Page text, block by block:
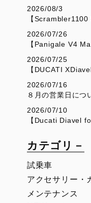
2026/08/3
【Scrambler1100
2026/07/26
【Panigale V4
2026/07/25
【DUCATI
2026/07/16
８月の営業日につ
2026/07/10
【Ducati Diavel
カテゴリ－
試乗車
アクセサリー・
メンテナンス